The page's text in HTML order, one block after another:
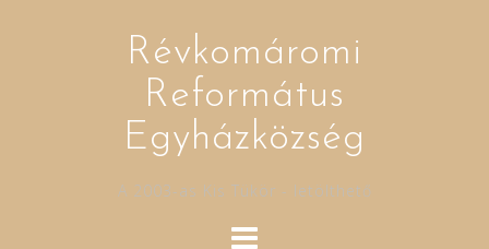
Révkomáromi
Református
Egyházközség
A 2003-as Kis Tükör - letölthető